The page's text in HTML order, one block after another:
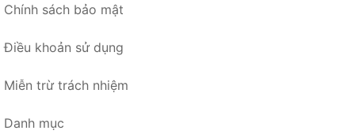
Chính sách bảo mật
Điều khoản sử dụng
Miễn trừ trách nhiệm
Danh mục